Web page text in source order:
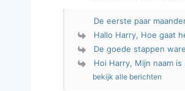
De eerste paar
Hallo Harry, Hoe gaat
De goede stappen
Hoi Harry, Mijn naam
bekijk alle berichten